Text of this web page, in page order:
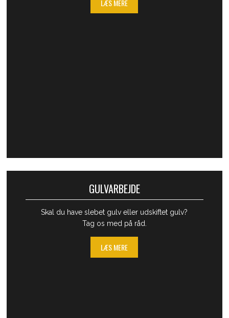
LÆS MERE
GULVARBEJDE
Skal du have slebet gulv eller udskiftet gulv?
Tag os med på råd.
LÆS MERE